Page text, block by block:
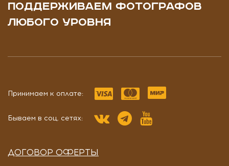
ПОДДЕРЖИВАЕМ ФОТОГРАФОВ
ЛЮБОГО УРОВНЯ
Принимаем к оплате:
Бываем в соц. сетях:
ДОГОВОР ОФЕРТЫ